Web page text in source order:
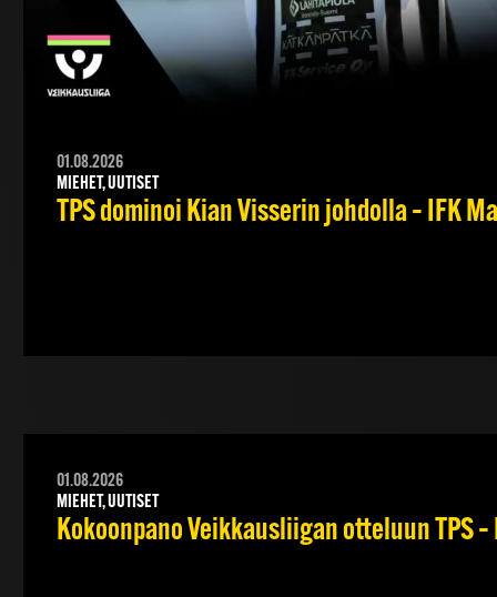
01.08.2026
MIEHET, UUTISET
TPS dominoi Kian Visserin johdolla – IFK
01.08.2026
MIEHET, UUTISET
Kokoonpano Veikkausliigan otteluun TPS